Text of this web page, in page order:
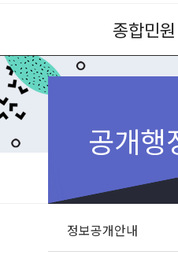
종합민원
공개행
정보공개안내